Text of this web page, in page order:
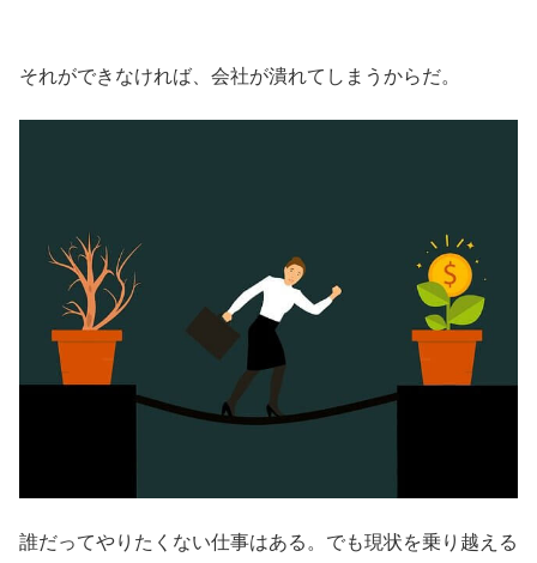
それができなければ、会社が潰れてしまうからだ。
誰だってやりたくない仕事はある。でも現状を乗り越える